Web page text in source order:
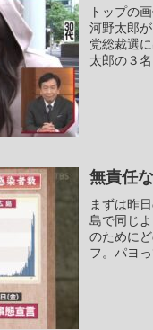
トップの
河野太郎
党総裁選
太郎の３
無責任
まずは昨
島で同じ
のために
フ。パヨ